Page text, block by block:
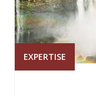
EXPERTISE